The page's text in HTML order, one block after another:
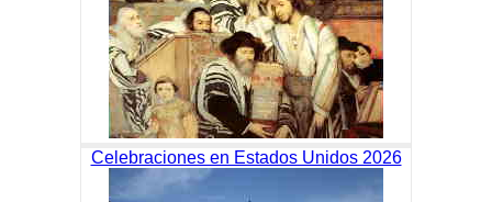
Celebraciones en Estados Unidos 2026